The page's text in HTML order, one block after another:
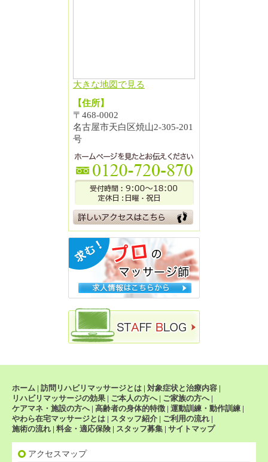
大きな地図で見る
【住所】
〒468-0002
名古屋市天白区焼山2-305-201
号
ホーム | 訪問リハビリマッサージとは | 対象症状と治療内容 |
リハビリマッサージの効果 | ご本人の方へ| ご家族の方へ|
ケアマネ・施設の方へ| 高齢者の身体的特徴 | 運動訓練・動作訓練 |
やわら在宅マッサージとは | スタッフ紹介 | ご利用の流れ |
施術の流れ | 料金・適応保険 | スタッフ募集 | サイトマップ
アクセスマップ